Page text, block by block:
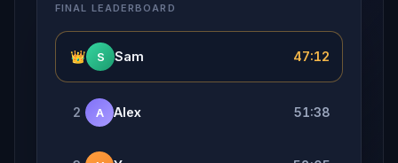
FINAL LEADERBOARD
👑 S Sam 47:12
2 A Alex 51:38